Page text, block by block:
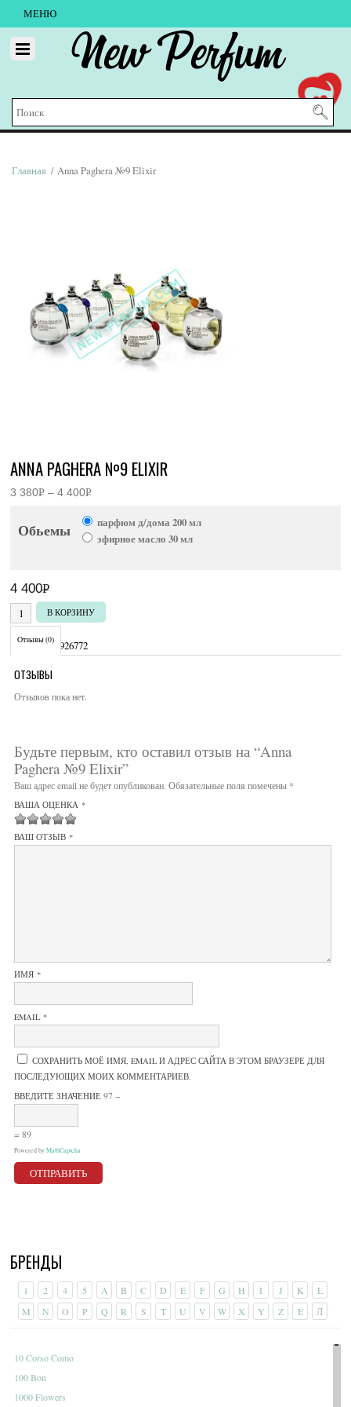
МЕНЮ
New Perfum
Главная / Anna Paghera №9 Elixir
ANNA PAGHERA №9 ELIXIR
3 380Р – 4 400Р
380руб.
Обьемы
парфюм д/дома 200 мл
эфирное масло 30 мл
4 400Р
УБ.
Количество товара Anna Paghera №9 Elixir
В КОРЗИНУ
Артикул: 3926772
Отзывы (0)
ОТЗЫВЫ
Отзывов пока нет.
Будьте первым, кто оставил отзыв на “Anna
Paghera №9 Elixir”
Ваш адрес email не будет опубликован. Обязательные поля помечены *
ВАША ОЦЕНКА *
1
из
2 из 5
звёзд
3 из 5
звёзд
4 из 5 звёзд
5 из 5 звёзд
ВАШ ОТЗЫВ *
ИМЯ *
EMAIL *
СОХРАНИТЬ МОЁ ИМЯ, EMAIL И АДРЕС САЙТА В ЭТОМ БРАУЗЕРЕ ДЛЯ
ПОСЛЕДУЮЩИХ МОИХ КОММЕНТАРИЕВ.
ВВЕДИТЕ ЗНАЧЕНИЕ 97 −
= 89
Powered byMathCaptcha
БРЕНДЫ
1 2 4 5 A B C D E F G H I J K
L
M
N O P Q R S T U V W X Y Z É Л
10 Corso Como
100 Bon
1000 Flowers